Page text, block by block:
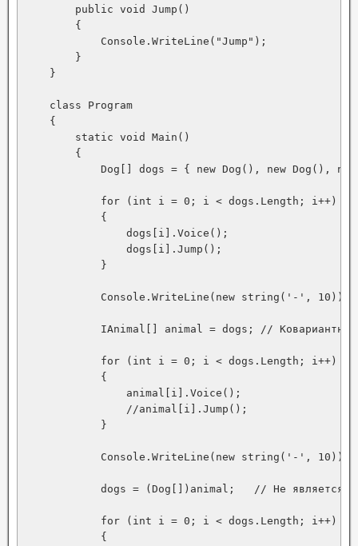
        public void Jump()
        {
            Console.WriteLine("Jump");
        }
    }
    class Program
    {
        static void Main()
        {
Dog[] dogs = { new Dog(), new Dog(),
            for (int i = 0; i < dogs.Length; i++)
            {
                dogs[i].Voice();
                dogs[i].Jump();
            }
            Console.WriteLine(new string('-', 10));
IAnimal[] animal = dogs; //
            for (int i = 0; i < dogs.Length; i++)
            {
                animal[i].Voice();
                //animal[i].Jump();
            }
            Console.WriteLine(new string('-', 10));
dogs = (Dog[])animal;   // Не является
            for (int i = 0; i < dogs.Length; i++)
            {